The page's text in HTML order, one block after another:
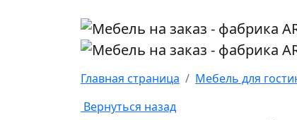
Главная страница
Мебель для
Вернуться назад